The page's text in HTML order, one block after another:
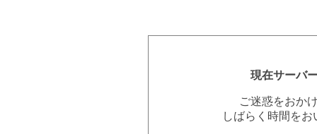
現在サーバ
ご迷惑をおか
しばらく時間を